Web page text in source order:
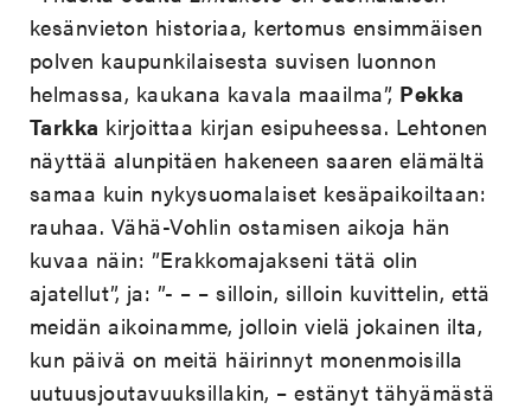
kesänvieton historiaa, kertomus ensimmäisen
polven kaupunkilaisesta suvisen luonnon
helmassa, kaukana kavala maailma”, Pekka
Tarkka kirjoittaa kirjan esipuheessa. Lehtonen
näyttää alunpitäen hakeneen saaren elämältä
samaa kuin nykysuomalaiset kesäpaikoiltaan:
rauhaa. Vähä-Vohlin ostamisen aikoja hän
kuvaa näin: ”Erakkomajakseni tätä olin
ajatellut”, ja: ”- – – silloin, silloin kuvittelin, että
meidän aikoinamme, jolloin vielä jokainen ilta,
kun päivä on meitä häirinnyt monenmoisilla
uutuusjoutavuuksillakin, – estänyt tähyämästä